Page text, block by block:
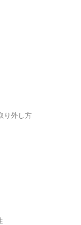
り外し方